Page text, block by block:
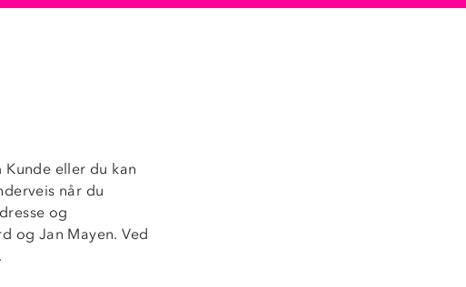
eller du kan
når du
og
og Jan Mayen. Ved